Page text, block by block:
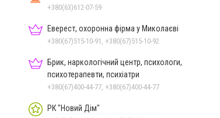
+380(63)612-07-59
Еверест, охоронна фірма у Миколаєві
+380(67)515-10-91, +380(67)515-10-92
Брик, наркологічний центр, психологи,
психотерапевти, психіатри
+380(67)400-44-77, +380(67)400-44-77
РК "Новий Дім"